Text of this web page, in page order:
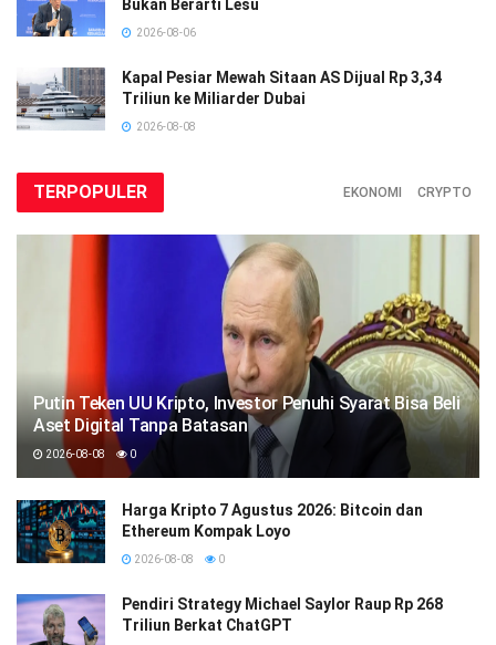
Bukan Berarti Lesu
2026-08-06
Kapal Pesiar Mewah Sitaan AS Dijual Rp 3,34
Triliun ke Miliarder Dubai
2026-08-08
TERPOPULER EKONOMI CRYPTO
Putin Teken UU Kripto, Investor Penuhi Syarat Bisa Beli
Aset Digital Tanpa Batasan
2026-08-08 0
Harga Kripto 7 Agustus 2026: Bitcoin dan
Ethereum Kompak Loyo
2026-08-08 0
Pendiri Strategy Michael Saylor Raup Rp 268
Triliun Berkat ChatGPT